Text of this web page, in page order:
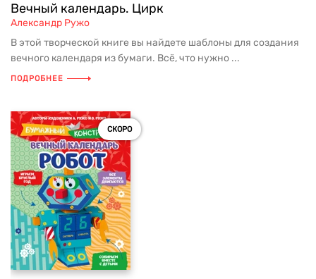
Вечный календарь. Цирк
Александр Ружо
В этой творческой книге вы найдете шаблоны для создания
вечного календаря из бумаги. Всё, что нужно ...
ПОДРОБНЕЕ
СКОРО